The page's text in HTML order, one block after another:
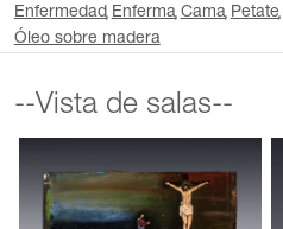
Enfermedad Enferma Cama Petate
Óleo sobre madera
--Vista de salas--